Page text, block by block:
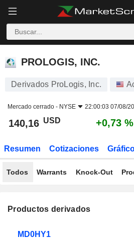
PROLOGIS, INC.
PROLOGIS, INC.
Derivados ProLogis, Inc.
Mercado cerrado - NYSE 22:00:03 07/08/
140,16 USD +0,73 %
Resumen Cotizaciones
Todos Warrants Knock-Out
Productos derivados
MD0HY1